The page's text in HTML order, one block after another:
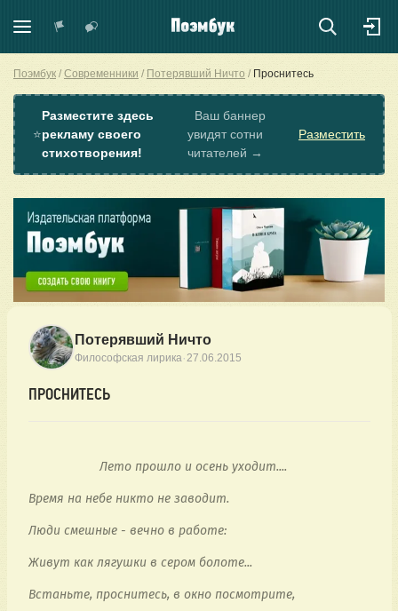
Поэмбук Современники Потерявший Ничто Проснитесь
⭐
Разместите здесь
рекламу своего
стихотворения!
Ваш баннер
увидят сотни
читателей →
Разместить
Потерявший Ничто
Философская лирика·27.06.2015
ПРОСНИТЕСЬ
                    Лето прошло и осень уходит....
Время на небе никто не заводит.
Люди смешные - вечно в работе:
Живут как лягушки в сером болоте...
Встаньте, проснитесь, в окно посмотрите,